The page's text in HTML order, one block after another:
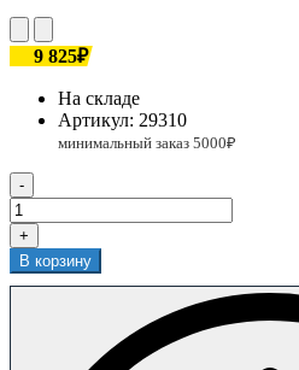
9 825₽
На складе
Артикул: 29310
-
+
В корзину